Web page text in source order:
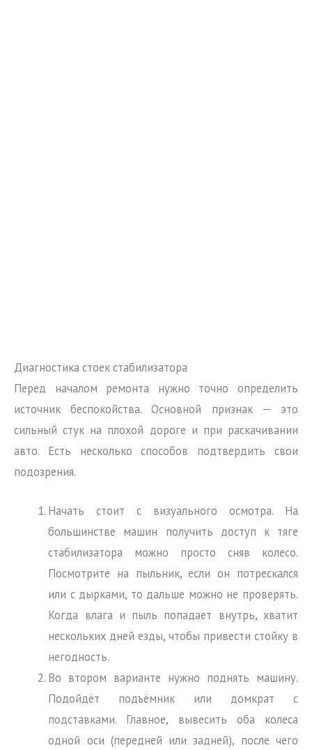
Диагностика стоек стабилизатора
Перед началом ремонта нужно точно определить
источник беспокойства. Основной признак — это
сильный стук на плохой дороге и при раскачивании
авто. Есть несколько способов подтвердить свои
подозрения.
Начать стоит с визуального осмотра. На
большинстве машин получить доступ к тяге
стабилизатора можно просто сняв колесо.
Посмотрите на пыльник, если он потрескался
или с дырками, то дальше можно не проверять.
Когда влага и пыль попадает внутрь, хватит
нескольких дней езды, чтобы привести стойку в
негодность.
Во втором варианте нужно поднять машину.
Подойдёт подъёмник или домкрат с
подставками. Главное, вывесить оба колеса
одной оси (передней или задней), после чего